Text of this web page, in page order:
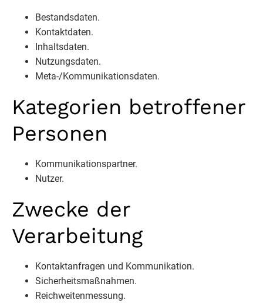
Bestandsdaten.
Kontaktdaten.
Inhaltsdaten.
Nutzungsdaten.
Meta-/Kommunikationsdaten.
Kategorien betroffener
Personen
Kommunikationspartner.
Nutzer.
Zwecke der
Verarbeitung
Kontaktanfragen und Kommunikation.
Sicherheitsmaßnahmen.
Reichweitenmessung.